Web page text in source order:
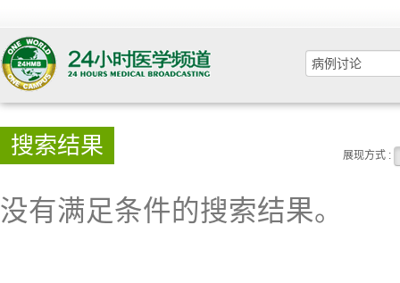
搜索结果 展现方式 :
没有满足条件的搜索结果。